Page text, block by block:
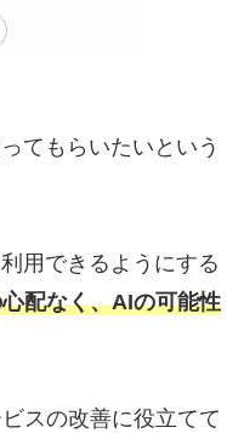
てもらいたいという
用できるようにする
配なく、AIの可能性
スの改善に役立てて